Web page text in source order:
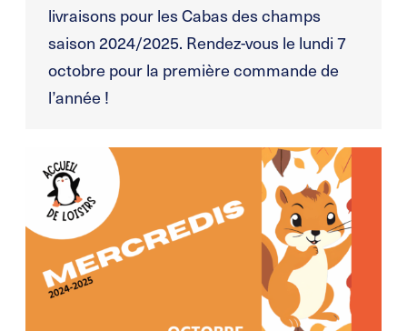
livraisons pour les Cabas des champs
saison 2024/2025. Rendez-vous le lundi 7
octobre pour la première commande de
l’année !